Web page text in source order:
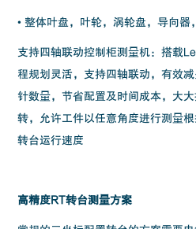
• 整体叶盘，叶轮，涡轮盘，导向器
支持四轴联动控制柜测量机：搭载
程规划灵活，支持四轴联动，有效
针数量，节省配置及时间成本，大
转，允许工件以任意角度进行测量
转台运行速度
高精度RT转台测量方案